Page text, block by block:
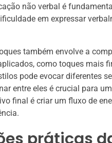
não verbal é
em expressar
também envolve a
como toques mais
pode evocar diferentes
entre eles é crucial para
final é criar um fluxo de